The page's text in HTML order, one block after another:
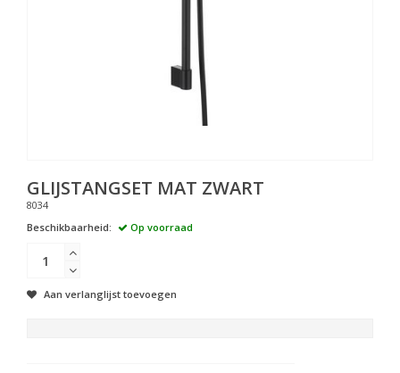
GLIJSTANGSET MAT ZWART
8034
Beschikbaarheid:
Op voorraad
Aan verlanglijst toevoegen